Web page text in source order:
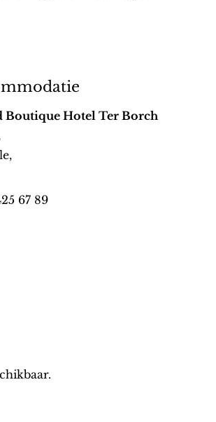
Boutique Hotel Ter Borch
,
67 89